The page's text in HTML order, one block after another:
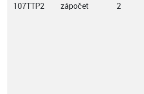
107TTP2 zápočet 2